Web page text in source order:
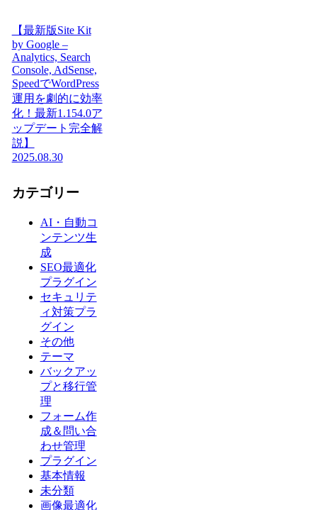
【最新版Site Kit
by Google –
Analytics, Search
Console, AdSense,
SpeedでWordPress
運用を劇的に効率
化！最新1.154.0ア
ップデート完全解
説】
2025.08.30
カテゴリー
AI・自動コ
ンテンツ生
成
SEO最適化
プラグイン
セキュリテ
ィ対策プラ
グイン
その他
テーマ
バックアッ
プと移行管
理
フォーム作
成＆問い合
わせ管理
プラグイン
基本情報
未分類
画像最適化